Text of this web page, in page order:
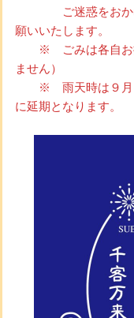
ご迷惑をおかけ
願いいたします。
※ ごみは各自お持
ません）
※ 雨天時は９月１
に延期となります。